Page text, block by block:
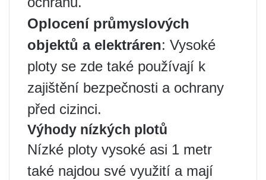
Oplocení průmyslových
objektů a elektráren: Vysoké
ploty se zde také používají k
zajištění bezpečnosti a ochrany
před cizinci.
Výhody nízkých plotů
Nízké ploty vysoké asi 1 metr
také najdou své využití a mají